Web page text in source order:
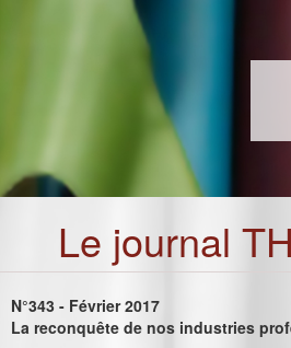
Le journal
N°343 - Février 2017
La reconquête de nos industries